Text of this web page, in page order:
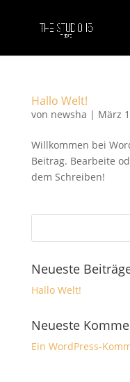
Hallo Welt!
von newsha | März
Willkommen bei
Beitrag. Bearbeite
dem Schreiben!
Neueste
Hallo Welt!
Neueste
Ein WordPress-